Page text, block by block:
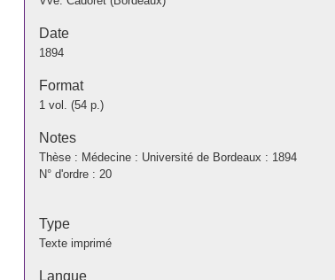
Date
1894
Format
1 vol. (54 p.)
Notes
Thèse : Médecine : Université de Bordeaux : 1894
N° d'ordre : 20
Type
Texte imprimé
Langue